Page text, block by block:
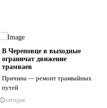
В Череповце в выходные
ограничат движение
трамваев
Причина — ремонт трамвайных
путей
сегодня